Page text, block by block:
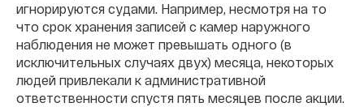
игнорируются судами. Например, несмотря на то
что срок хранения записей с камер наружного
наблюдения не может превышать одного (в
исключительных случаях двух) месяца, некоторых
людей привлекали к административной
ответственности спустя пять месяцев после акции.